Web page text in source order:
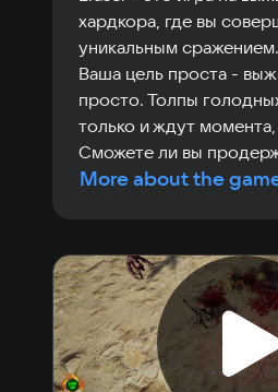
хардкора, где вы
уникальным сражением.
Ваша цель проста -
просто. Толпы
только и ждут
Сможете ли вы
More about the